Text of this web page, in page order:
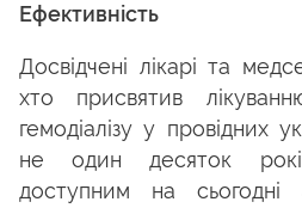
Ефективність
Досвідчені лікарі та
хто присвятив
гемодіалізу у провідних
не один десяток
доступним на сьогодні